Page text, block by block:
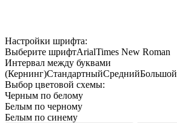
Настройки шрифта:
Выберите шрифтArialTimes New Roman
Интервал между буквами
(Кернинг)СтандартныйСреднийБольшой
Выбор цветовой схемы:
Черным по белому
Белым по черному
Белым по синему